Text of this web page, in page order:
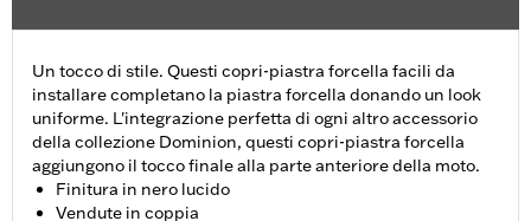
Un tocco di stile. Questi copri-piastra forcella facili da
installare completano la piastra forcella donando un look
uniforme. L'integrazione perfetta di ogni altro accessorio
della collezione Dominion, questi copri-piastra forcella
aggiungono il tocco finale alla parte anteriore della moto.
Finitura in nero lucido
Vendute in coppia